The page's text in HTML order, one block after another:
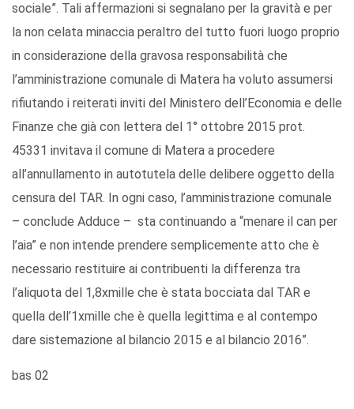
sociale”. Tali affermazioni si segnalano per la gravità e per
la non celata minaccia peraltro del tutto fuori luogo proprio
in considerazione della gravosa responsabilità che
l’amministrazione comunale di Matera ha voluto assumersi
rifiutando i reiterati inviti del Ministero dell’Economia e delle
Finanze che già con lettera del 1° ottobre 2015 prot.
45331 invitava il comune di Matera a procedere
all’annullamento in autotutela delle delibere oggetto della
censura del TAR. In ogni caso, l’amministrazione comunale
– conclude Adduce – sta continuando a “menare il can per
l’aia” e non intende prendere semplicemente atto che è
necessario restituire ai contribuenti la differenza tra
l’aliquota del 1,8xmille che è stata bocciata dal TAR e
quella dell’1xmille che è quella legittima e al contempo
dare sistemazione al bilancio 2015 e al bilancio 2016”.
bas 02